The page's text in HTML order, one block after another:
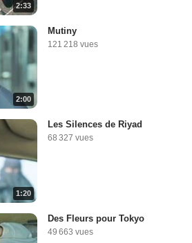
2:33
2:00
Mutiny
121 218 vues
1:20
Les Silences de Riyad
68 327 vues
Des Fleurs pour Tokyo
49 663 vues